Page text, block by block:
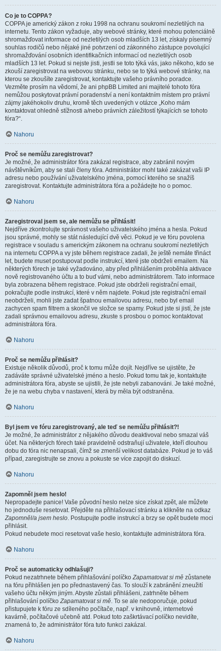
Co je to COPPA?
COPPA je americký zákon z roku 1998 na ochranu soukromí nezletilých na
internetu. Tento zákon vyžaduje, aby webové stránky, které mohou potenciálně
shromažďovat informace od nezletilých osob mladších 13 let, získaly písemný
souhlas rodičů nebo nějaké jiné potvrzení od zákonného zástupce povolující
shromažďování osobních identifikačních informací od nezletilých osob
mladších 13 let. Pokud si nejste jisti, jestli se toto týká vás, jako někoho, kdo se
zkouší zaregistrovat na webovou stránku, nebo se to týká webové stránky, na
kterou se zkoušíte zaregistrovat, kontaktujte vašeho právního poradce.
Vezměte prosím na vědomí, že ani phpBB Limited ani majitelé tohoto fóra
nemůžou poskytovat právní poradenství a není kontaktním místem pro právní
zájmy jakéhokoliv druhu, kromě těch uvedených v otázce „Koho mám
kontaktovat ohledně stížnosti a/nebo právních záležitostí týkajících se tohoto
fóra?“.
Nahoru
Proč se nemůžu zaregistrovat?
Je možné, že administrátor fóra zakázal registrace, aby zabránil novým
návštěvníkům, aby se stali členy fóra. Administrátor mohl také zakázat vaši IP
adresu nebo používání uživatelského jména, pomocí kterého se snažíš
zaregistrovat. Kontaktujte administrátora fóra a požádejte ho o pomoc.
Nahoru
Zaregistroval jsem se, ale nemůžu se přihlásit!
Nejdříve zkontrolujte správnost vašeho uživatelského jména a hesla. Pokud
jsou správné, mohly se stát následující dvě věci. Pokud je ve fóru povolena
registrace v souladu s americkým zákonem na ochranu soukromí nezletilých
na internetu COPPA a vy jste během registrace zadali, že ještě nemáte třináct
let, budete muset postupovat podle instrukcí, které jste obdrželi emailem. Na
některých fórech je také vyžadováno, aby před přihlášením proběhla aktivace
nově registrovaného účtu a to buď vámi, nebo administrátorem. Tato informace
byla zobrazena během registrace. Pokud jste obdrželi registrační email,
pokračujte podle instrukcí, které v něm najdete. Pokud jste registrační email
neobdrželi, mohli jste zadat špatnou emailovou adresu, nebo byl email
zachycen spam filtrem a skončil ve složce se spamy. Pokud jste si jistí, že jste
zadali správnou emailovou adresu, zkuste s prosbou o pomoc kontaktovat
administrátora fóra.
Nahoru
Proč se nemůžu přihlásit?
Existuje několik důvodů, proč k tomu může dojít. Nejdříve se ujistěte, že
zadáváte správné uživatelské jméno a heslo. Pokud tomu tak je, kontaktujte
administrátora fóra, abyste se ujistili, že jste nebyli zabanováni. Je také možné,
že je na webu chyba v nastavení, která by měla být odstraněna.
Nahoru
Byl jsem ve fóru zaregistrovaný, ale teď se nemůžu přihlásit?!
Je možné, že administrátor z nějakého důvodu deaktivoval nebo smazal váš
účet. Na některých fórech také pravidelně odstraňují uživatele, kteří dlouhou
dobu do fóra nic nenapsali, čímž se zmenší velikost databáze. Pokud je to váš
případ, zaregistrujte se znovu a pokuste se více zapojit do diskuzí.
Nahoru
Zapomněl jsem heslo!
Nepropadejte panice! Vaše původní heslo nelze sice získat zpět, ale můžete
ho jednoduše resetovat. Přejděte na přihlašovací stránku a klikněte na odkaz
Zapomněl/a jsem heslo. Postupujte podle instrukcí a brzy se opět budete moci
přihlásit.
Pokud nebudete moci resetovat vaše heslo, kontaktujte administrátora fóra.
Nahoru
Proč se automaticky odhlašuji?
Pokud nezatrhnete během přihlašování políčkoZapamatovat si mě zůstanete
na fóru přihlášen jen po přednastavený čas. To slouží k zabránění zneužití
vašeho účtu někým jiným. Abyste zůstali přihlášeni, zatrhněte během
přihlašování políčkoZapamatovat si mě. To se ale nedoporučuje, pokud
přistupujete k fóru ze sdíleného počítače, např. v knihovně, internetové
kavárně, počítačové učebně atd. Pokud toto zaškrtávací políčko nevidíte,
znamená to, že administrátor fóra tuto funkci zakázal.
Nahoru